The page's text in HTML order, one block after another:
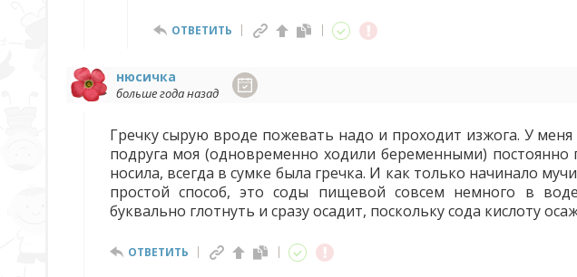
ОТВЕТИТЬ
нюсичка
больше года назад
Гречку сырую вроде пожевать надо и проходит изжога. У
подруга моя (одновременно ходили беременными) постоянно
носила, всегда в сумке была гречка. И как только начинало
простой способ, это соды пищевой совсем немного в
буквально глотнуть и сразу осадит, поскольку сода кислоту
ОТВЕТИТЬ